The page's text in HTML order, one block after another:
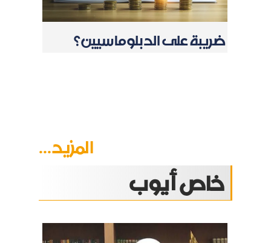
ضريبة على الدبلوماسيين؟
المزيد...
خاص أيوب